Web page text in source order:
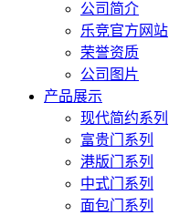
公司简介
乐竞官方网站
荣誉资质
公司图片
产品展示
现代简约系列
富贵门系列
港版门系列
中式门系列
面包门系列